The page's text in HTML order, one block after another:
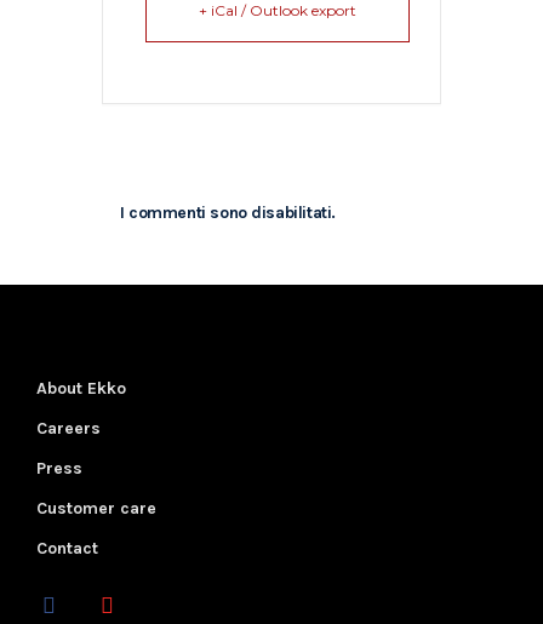
+ iCal / Outlook export
I commenti sono disabilitati.
About Ekko
Careers
Press
Customer care
Contact